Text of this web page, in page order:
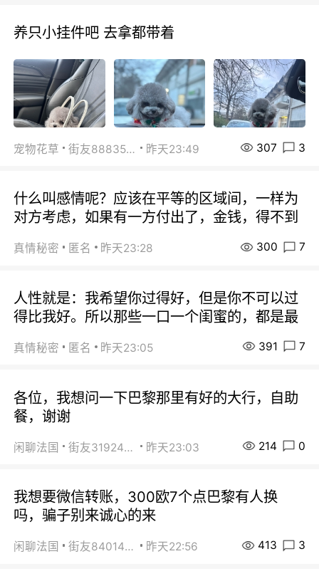
养只小挂件吧 去拿都带着
宠物花草 街友88835518 昨天23:49 307 3
什么叫感情呢？应该在平等的区域间，一样为
对方考虑，如果有一方付出了，金钱，得不到
真情秘密 匿名 昨天23:28 300 7
人性就是：我希望你过得好，但是你不可以过
得比我好。所以那些一口一个闺蜜的，都是最
真情秘密 匿名 昨天23:05 391 7
各位，我想问一下巴黎那里有好的大行，自助
餐，谢谢
闲聊法国 街友31924072 昨天23:03 214 0
我想要微信转账，300欧7个点巴黎有人换
吗，骗子别来诚心的来
闲聊法国 街友84014588 昨天22:56 413 3